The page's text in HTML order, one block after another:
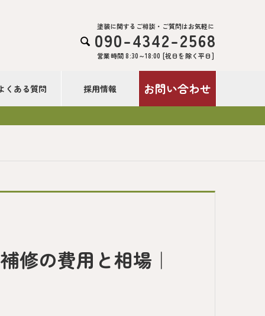

塗装に関するご相談・ご質問はお気軽に
090-4342-2568
営業時間 8:30～18:00 [祝日を除く平日]
くある質問 採用情報 お問い合わせ
修の費用と相場｜